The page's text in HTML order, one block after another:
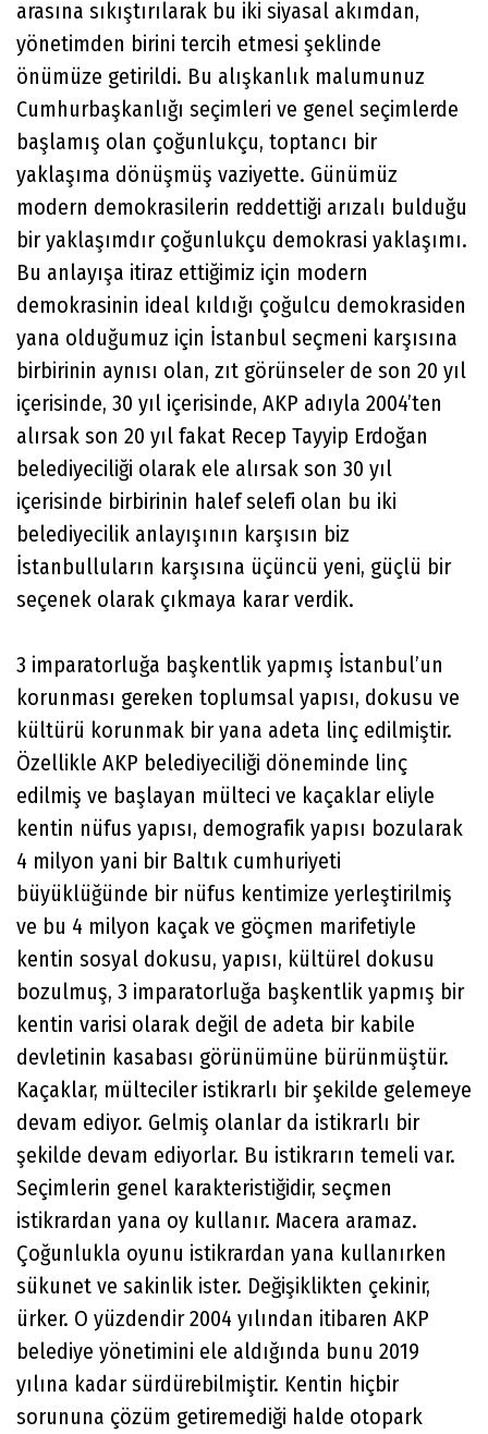
arasına sıkıştırılarak bu iki siyasal akımdan,
yönetimden birini tercih etmesi şeklinde
önümüze getirildi. Bu alışkanlık malumunuz
Cumhurbaşkanlığı seçimleri ve genel seçimlerde
başlamış olan çoğunlukçu, toptancı bir
yaklaşıma dönüşmüş vaziyette. Günümüz
modern demokrasilerin reddettiği arızalı bulduğu
bir yaklaşımdır çoğunlukçu demokrasi yaklaşımı.
Bu anlayışa itiraz ettiğimiz için modern
demokrasinin ideal kıldığı çoğulcu demokrasiden
yana olduğumuz için İstanbul seçmeni karşısına
birbirinin aynısı olan, zıt görünseler de son 20 yıl
içerisinde, 30 yıl içerisinde, AKP adıyla 2004’ten
alırsak son 20 yıl fakat Recep Tayyip Erdoğan
belediyeciliği olarak ele alırsak son 30 yıl
içerisinde birbirinin halef selefi olan bu iki
belediyecilik anlayışının karşısın biz
İstanbulluların karşısına üçüncü yeni, güçlü bir
seçenek olarak çıkmaya karar verdik.
3 imparatorluğa başkentlik yapmış İstanbul’un
korunması gereken toplumsal yapısı, dokusu ve
kültürü korunmak bir yana adeta linç edilmiştir.
Özellikle AKP belediyeciliği döneminde linç
edilmiş ve başlayan mülteci ve kaçaklar eliyle
kentin nüfus yapısı, demografik yapısı bozularak
4 milyon yani bir Baltık cumhuriyeti
büyüklüğünde bir nüfus kentimize yerleştirilmiş
ve bu 4 milyon kaçak ve göçmen marifetiyle
kentin sosyal dokusu, yapısı, kültürel dokusu
bozulmuş, 3 imparatorluğa başkentlik yapmış bir
kentin varisi olarak değil de adeta bir kabile
devletinin kasabası görünümüne bürünmüştür.
Kaçaklar, mülteciler istikrarlı bir şekilde gelemeye
devam ediyor. Gelmiş olanlar da istikrarlı bir
şekilde devam ediyorlar. Bu istikrarın temeli var.
Seçimlerin genel karakteristiğidir, seçmen
istikrardan yana oy kullanır. Macera aramaz.
Çoğunlukla oyunu istikrardan yana kullanırken
sükunet ve sakinlik ister. Değişiklikten çekinir,
ürker. O yüzdendir 2004 yılından itibaren AKP
belediye yönetimini ele aldığında bunu 2019
yılına kadar sürdürebilmiştir. Kentin hiçbir
sorununa çözüm getiremediği halde otopark